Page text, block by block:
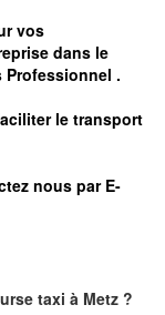
vos
dans le
Professionnel .
letransport
nous par E-
taxi à Metz ?